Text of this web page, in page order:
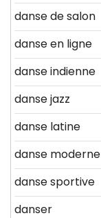
danse de salon
danse en ligne
danse indienne
danse jazz
danse latine
danse moderne
danse sportive
danser